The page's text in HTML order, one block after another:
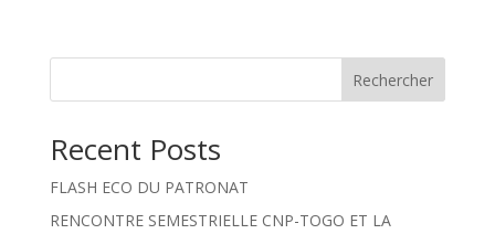
Rechercher
Recent Posts
FLASH ECO DU PATRONAT
RENCONTRE SEMESTRIELLE CNP-TOGO ET LA